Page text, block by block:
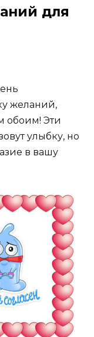
для
желаний,
обоим! Эти
улыбку, но
в вашу